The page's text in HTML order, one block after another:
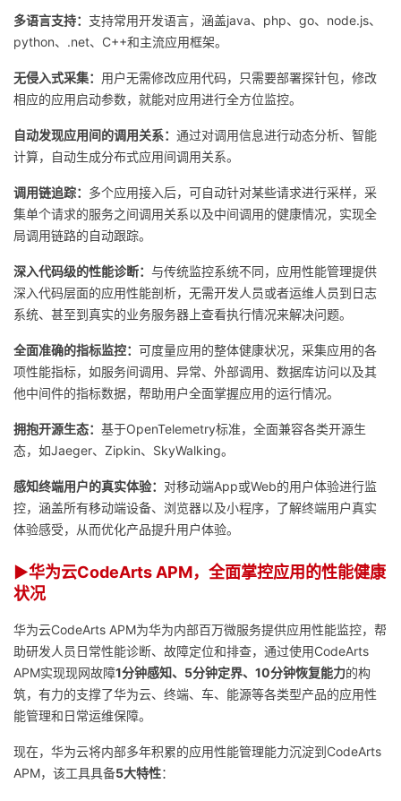
多语言支持： 支持常用开发语言，涵盖java、php、go、node.js、
python、.net、C++和主流应用框架。
无侵入式采集： 用户无需修改应用代码，只需要部署探针包，修改
相应的应用启动参数，就能对应用进行全方位监控。
自动发现应用间的调用关系： 通过对调用信息进行动态分析、智能
计算，自动生成分布式应用间调用关系。
调用链追踪： 多个应用接入后，可自动针对某些请求进行采样，采
集单个请求的服务之间调用关系以及中间调用的健康情况，实现全
局调用链路的自动跟踪。
深入代码级的性能诊断： 与传统监控系统不同，应用性能管理提供
深入代码层面的应用性能剖析，无需开发人员或者运维人员到日志
系统、甚至到真实的业务服务器上查看执行情况来解决问题。
全面准确的指标监控： 可度量应用的整体健康状况，采集应用的各
项性能指标，如服务间调用、异常、外部调用、数据库访问以及其
他中间件的指标数据，帮助用户全面掌握应用的运行情况。
拥抱开源生态： 基于OpenTelemetry标准，全面兼容各类开源生
态，如Jaeger、Zipkin、SkyWalking。
感知终端用户的真实体验： 对移动端App或Web的用户体验进行监
控，涵盖所有移动端设备、浏览器以及小程序，了解终端用户真实
体验感受，从而优化产品提升用户体验。
▶华为云CodeArts APM，全面掌控应用的性能健康
状况
华为云CodeArts APM为华为内部百万微服务提供应用性能监控，帮
助研发人员日常性能诊断、故障定位和排查，通过使用CodeArts
APM实现现网故障1分钟感知、5分钟定界、10分钟恢复能力的构
筑，有力的支撑了华为云、终端、车、能源等各类型产品的应用性
能管理和日常运维保障。
现在，华为云将内部多年积累的应用性能管理能力沉淀到CodeArts
APM，该工具具备5大特性：